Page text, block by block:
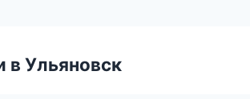
в Ульяновск